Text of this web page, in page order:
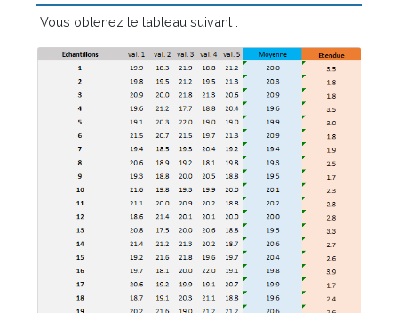
Vous obtenez le tableau suivant :